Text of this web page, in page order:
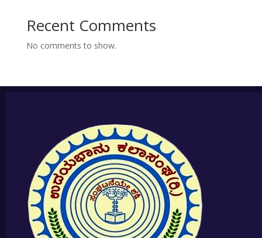
Recent Comments
No comments to show.